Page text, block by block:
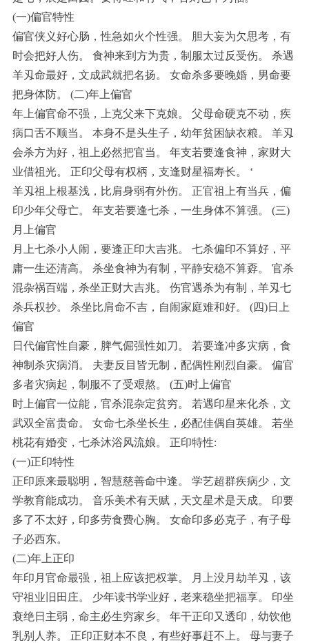
(一)偏官特性
偏官侠义好心肠，性急如火个性强。 胆大妄为欠思考，有
时会把好人伤。 食神来到方为贵，制服太过反受伤。 杀遇
羊刄命最好，文成武就把名扬。 女命杀多要晚婚，男命要
把身体防。 (二)年上偏官
年上偏官命不强，上克父来下克娘。 父母命硬克不动，疾
病口舌不顺当。 本身不是头生子，幼年贫困缺衣粮。 羊刄
会杀方为好，祖上必然把官当。 年支若要逢食神，家财大
业借祖光。 正印父母有权柄，支逢财星福寿长。 ‘
羊刄祖上根基浅，比肩身弱有外伤。 正官祖上有当兵，偏
印少年父母亡。 年支若要逢七杀，一生身体不算强。 (三)
月上偏官
月上七杀小人闹，要逢正印大吉兆。 七杀偏印不算好，平
庸一生还清高。 杀坐食神为有制，平静安稳不算孬。 官杀
混杂祸百端，杀坐正财大吉兆。 伤官遇杀为有制，羊刄七
杀兵权抄。 杀坐比肩命不吉，自闹家庭难和好。 (四)日上
偏官
日代偏官性自豪，脾气倔强性如刀。 若要逢冲多灾病，食
神制杀灾病消。 夫妻反目皆无制，配偶性刚烈自豪。 偏官
多者灾病起，制服不了受艰熬。 (五)时上偏官
时上偏官一位能，官杀混杂定贫穷。 若遇印星来化杀，文
武双全富贵命。 女命七杀坐长生，必配佳偶自英雄。 若坐
桃花有婚变，七杀沐浴风流娘。 正印特性:
(一)正印特性
正印原来最聪明，智慧慈善命中逢。 学艺超群疾病少，文
学教育能成功。 音乐美术有天赋，天文星术是天成。 印要
多了不太好，印多劳食费心胸。 女命印多必克子，有子母
子必西东。
(二)年上正印
年印月官命最强，祖上应该把权掌。 月上没月劫羊刄，该
守祖业旧田庄。 少年读书学业好，老来稳坐把福享。 印坐
衰绝日主弱，命主必生穷家乡。 年干正印又透印，幼饮他
乳别人养。 正印正财本不良，有些好事赶不上。 母与妻子